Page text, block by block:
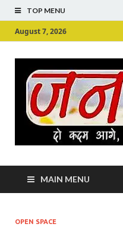
TOP MENU
August 7, 2026
MAIN MENU
OPEN SPACE